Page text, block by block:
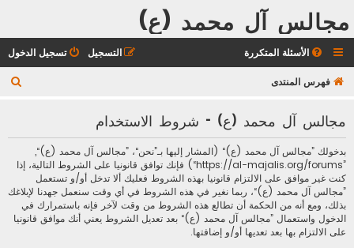
مجالس آل محمد (ع)
الأسئلة المتكررة تسجيل الدخول التسجيل
فهرس المنتدى
مجالس آل محمد (ع) - شروط الاستخدام
بدخولك ”مجالس آل محمد (ع)“ (المشار إليها بـ”نحن“، ”مجالس آل محمد (ع)“,
”https://al-majalis.org/forums“) فإنك توافق قانونيا على الشروط التالية، إذا
كنت غير موافق على الالتزام قانونيا بهذه الشروط فعليك ألا تدخل أو/و تستعمل
”مجالس آل محمد (ع)“، ربما نغير في هذه الشروط في أي وقت سنعمل جهدنا لإبلاغك
بذلك، ومع أنه من الحكمة أن تطالع هذه الشروط من وقت لآخر فإنه باستمرارك في
الدخول واستعمال ”مجالس آل محمد (ع)“ بعد تعديل الشروط يعني أنك موافق قانونيا
على الالتزام بها بعد تعديها أو/و إضافتها.